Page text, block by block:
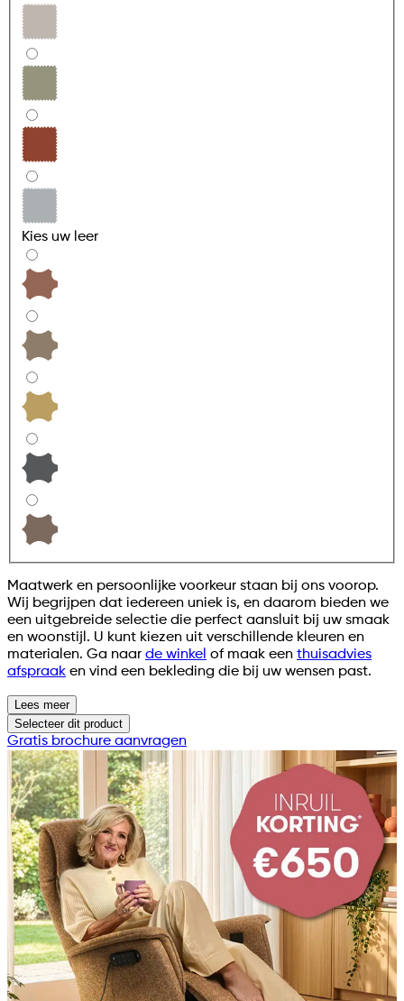
Kies uw leer
Maatwerk en persoonlijke voorkeur staan bij ons voorop.
Wij begrijpen dat iedereen uniek is, en daarom bieden we
een uitgebreide selectie die perfect aansluit bij uw smaak
en woonstijl. U kunt kiezen uit verschillende kleuren en
materialen. Ga naar de winkel of maak een thuisadvies
afspraak en vind een bekleding die bij uw wensen past.
Lees meer
Selecteer dit product
Gratis brochure aanvragen